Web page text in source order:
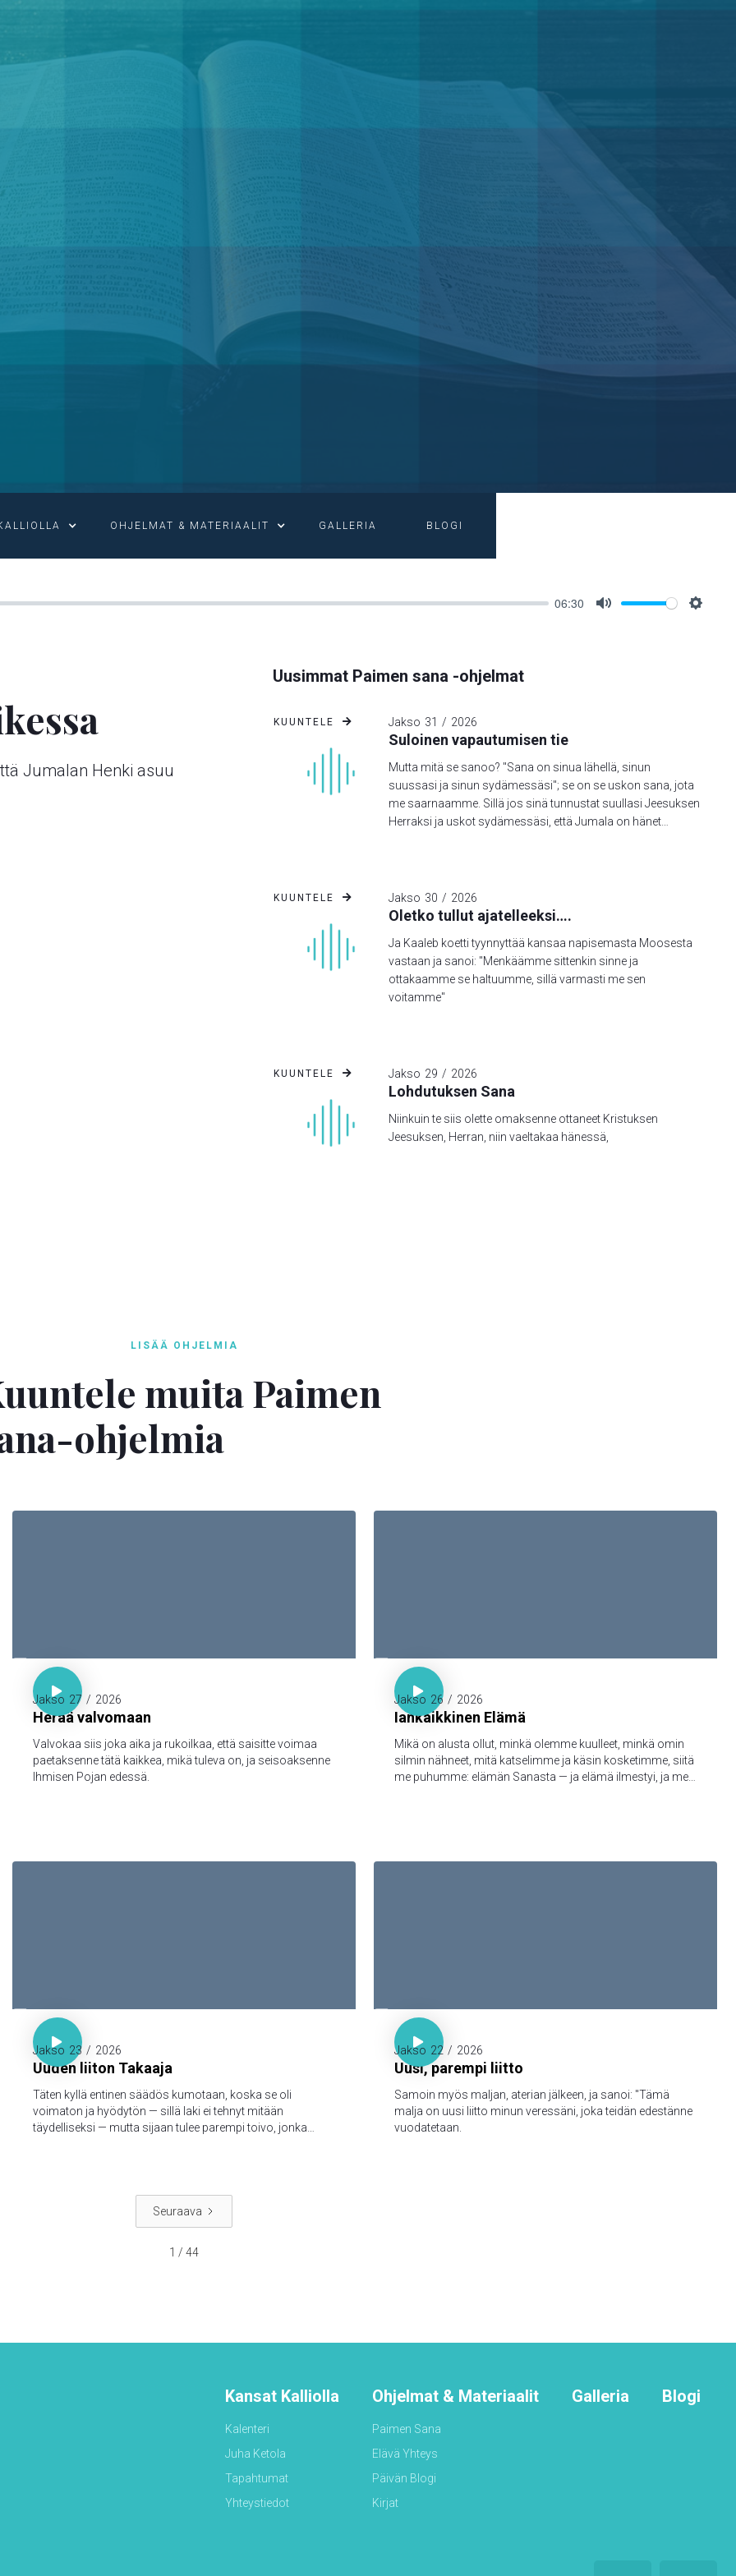
OHJELMAT & MATERIAALIT GALLERIA BLOGI
06:30
Jumalan Henki asuu
Uusimmat Paimen sana -ohjelmat
Jakso 31 / 2026
Suloinen vapautumisen tie
Mutta mitä se sanoo? "Sana on sinua lähellä, sinun
suussasi ja sinun sydämessäsi"; se on se uskon sana, jota
me saarnaamme. Sillä jos sinä tunnustat suullasi Jeesuksen
Herraksi ja uskot sydämessäsi, että Jumala on hänet
joudu häpeään". Tässä ei ole erotusta juutalaisen eikä
kreikkalaisen välillä; sillä yksi ja sama on kaikkien Herra,
"jokainen, joka huutaa avuksi Herran nimeä, pelastuu". Mutta
kuinka he huutavat avuksensa sitä, johon eivät usko? Ja
kuinka he voivat uskoa siihen, josta eivät ole kuulleet? Ja
kuinka he voivat kuulla, ellei ole julistajaa?
KUUNTELE 
Jakso 30 / 2026
Oletko tullut ajatelleeksi….
Ja Kaaleb koetti tyynnyttää kansaa napisemasta Moosesta
vastaan ja sanoi: "Menkäämme sittenkin sinne ja
ottakaamme se haltuumme, sillä varmasti me sen
voitamme"
KUUNTELE 
Jakso 29 / 2026
Lohdutuksen Sana
Niinkuin te siis olette omaksenne ottaneet Kristuksen
Jeesuksen, Herran, niin vaeltakaa hänessä,
KUUNTELE 
LISÄÄ OHJELMIA
muita Paimen
ohjelmia
Luuk. 21:36

Jakso 27 / 2026
Herää valvomaan
Valvokaa siis joka aika ja rukoilkaa, että saisitte voimaa
paetaksenne tätä kaikkea, mikä tuleva on, ja seisoaksenne
Ihmisen Pojan edessä.
1. Joh. 1:1-3

Jakso 26 / 2026
Iankaikkinen Elämä
Mikä on alusta ollut, minkä olemme kuulleet, minkä omin
silmin nähneet, mitä katselimme ja käsin kosketimme, siitä
me puhumme: elämän Sanasta — ja elämä ilmestyi, ja me
kanssamme; ja meillä on yhteys Isän ja hänen Poikansa,
Hepr. 7:18-19

Jakso 23 / 2026
Uuden liiton Takaaja
Täten kyllä entinen säädös kumotaan, koska se oli
voimaton ja hyödytön — sillä laki ei tehnyt mitään
täydelliseksi — mutta sijaan tulee parempi toivo, jonka
Luuk. 22:20

Jakso 22 / 2026
Uusi, parempi liitto
Samoin myös maljan, aterian jälkeen, ja sanoi: "Tämä
malja on uusi liitto minun veressäni, joka teidän edestänne
vuodatetaan.
Seuraava
1 / 44
Kansat Kalliolla
Kalenteri
Juha Ketola
Tapahtumat
Yhteystiedot
Ohjelmat & Materiaalit
Paimen Sana
Elävä Yhteys
Päivän Blogi
Kirjat
Galleria Blogi